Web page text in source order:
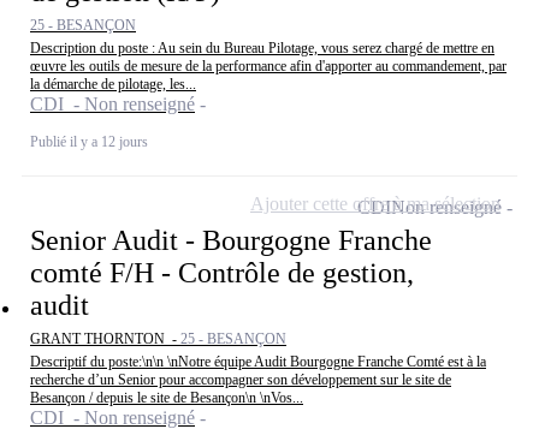
25 - BESANÇON
Description du poste : Au sein du Bureau Pilotage, vous serez chargé de mettre en
œuvre les outils de mesure de la performance afin d'apporter au commandement, par
la démarche de pilotage, les...
CDI - Non renseigné
Publié il y a 12 jours
Senior Audit - Bourgogne Franche
comté F/H - Contrôle de gestion,
audit
GRANT THORNTON - 25 - BESANÇON
Descriptif du poste:\n\n \nNotre équipe Audit Bourgogne Franche Comté est à la
recherche d’un Senior pour accompagner son développement sur le site de
Besançon / depuis le site de Besançon\n \nVos...
CDI - Non renseigné
CDINon renseigné
Ajouter cette offre à ma sélection